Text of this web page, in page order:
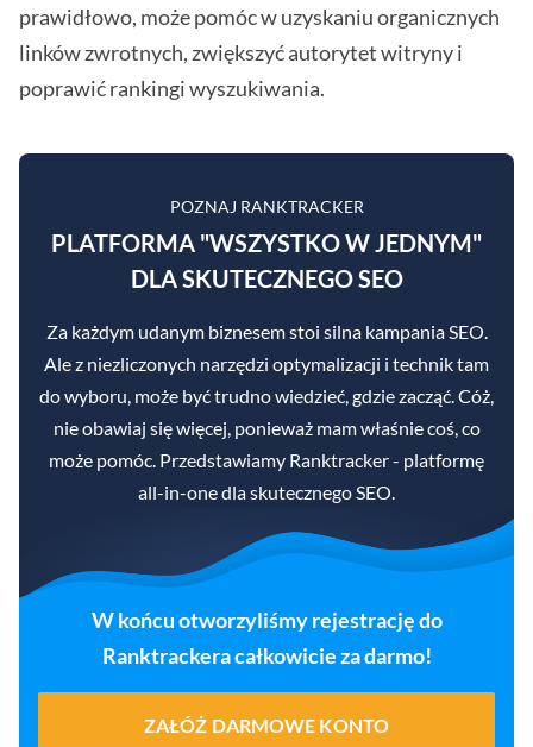
prawidłowo, może pomóc w uzyskaniu organicznych
linków zwrotnych, zwiększyć autorytet witryny i
poprawić rankingi wyszukiwania.
POZNAJ RANKTRACKER
PLATFORMA "WSZYSTKO W JEDNYM"
DLA SKUTECZNEGO SEO
Za każdym udanym biznesem stoi silna kampania SEO.
Ale z niezliczonych narzędzi optymalizacji i technik tam
do wyboru, może być trudno wiedzieć, gdzie zacząć. Cóż,
nie obawiaj się więcej, ponieważ mam właśnie coś, co
może pomóc. Przedstawiamy Ranktracker - platformę
all-in-one dla skutecznego SEO.
W końcu otworzyliśmy rejestrację do
Ranktrackera całkowicie za darmo!
ZAŁÓŻ DARMOWE KONTO